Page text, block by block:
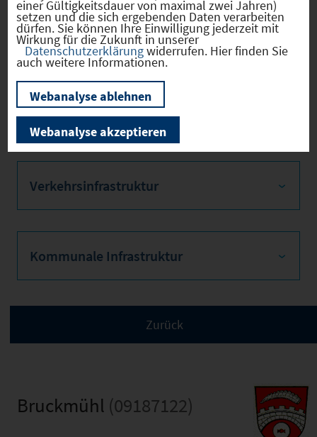
Bevölkerung
Sozialvers. Beschäftigte
Verkehrsinfrastruktur
Kommunale Infrastruktur
Bruckmühl (09187122)
einer Gültigkeitsdauer von maximal zwei Jahren)
setzen und die sich ergebenden Daten verarbeiten
dürfen. Sie können Ihre Einwilligung jederzeit mit
Wirkung für die Zukunft in unserer
Datenschutzerklärungwiderrufen. Hier finden Sie
auch weitere Informationen.
Webanalyse ablehnen
Webanalyse akzeptieren